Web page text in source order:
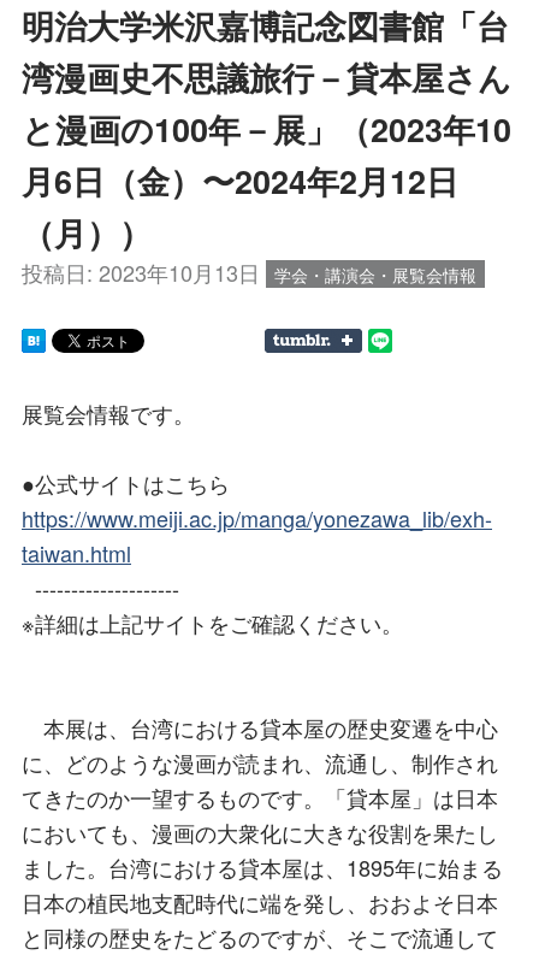
明治大学米沢嘉博記念図書館「台
湾漫画史不思議旅行－貸本屋さん
と漫画の100年－展」（2023年10
月6日（金）〜2024年2月12日
（月））
投稿日: 2023年10月13日 学会・講演会・展覧会情報
展覧会情報です。
●公式サイトはこちら
https://www.meiji.ac.jp/manga/yonezawa_lib/exh-
taiwan.html
--------------------
※詳細は上記サイトをご確認ください。
本展は、台湾における貸本屋の歴史変遷を中心
に、どのような漫画が読まれ、流通し、制作され
てきたのか一望するものです。「貸本屋」は日本
においても、漫画の大衆化に大きな役割を果たし
ました。台湾における貸本屋は、1895年に始まる
日本の植民地支配時代に端を発し、おおよそ日本
と同様の歴史をたどるのですが、そこで流通して